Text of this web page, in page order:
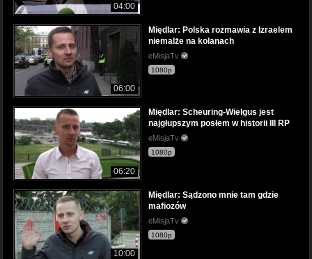
04:00
06:00
Międlar: Polska rozmawia z Izraelem
niemalże na kolanach
eMisjaTv
1080p
06:20
Międlar: Scheuring-Wielgus jest
najgłupszym posłem w historii III RP
eMisjaTv
1080p
10:00
Międlar: Sądzono mnie tam gdzie
mafiozów
eMisjaTv
1080p